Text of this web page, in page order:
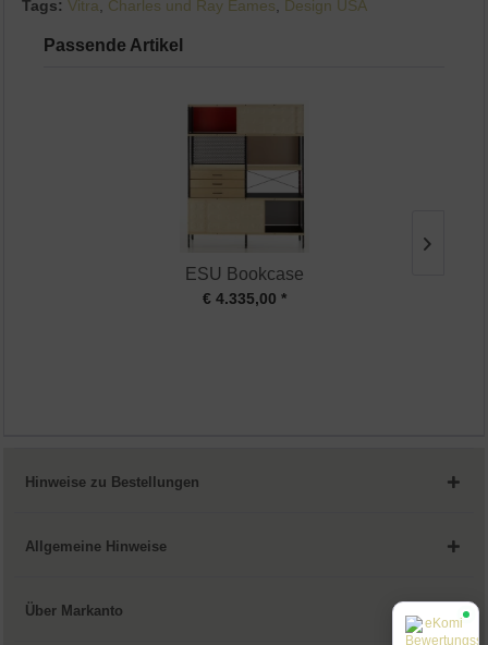
Tags: Vitra, Charles und Ray Eames, Design USA
Passende Artikel
ESU Bookcase
€ 4.335,00 *
Hinweise zu Bestellungen
Allgemeine Hinweise
Über Markanto